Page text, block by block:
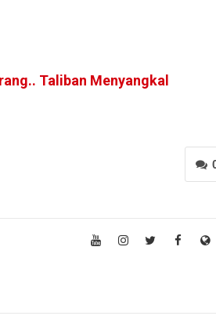
Taliban Menyangkal